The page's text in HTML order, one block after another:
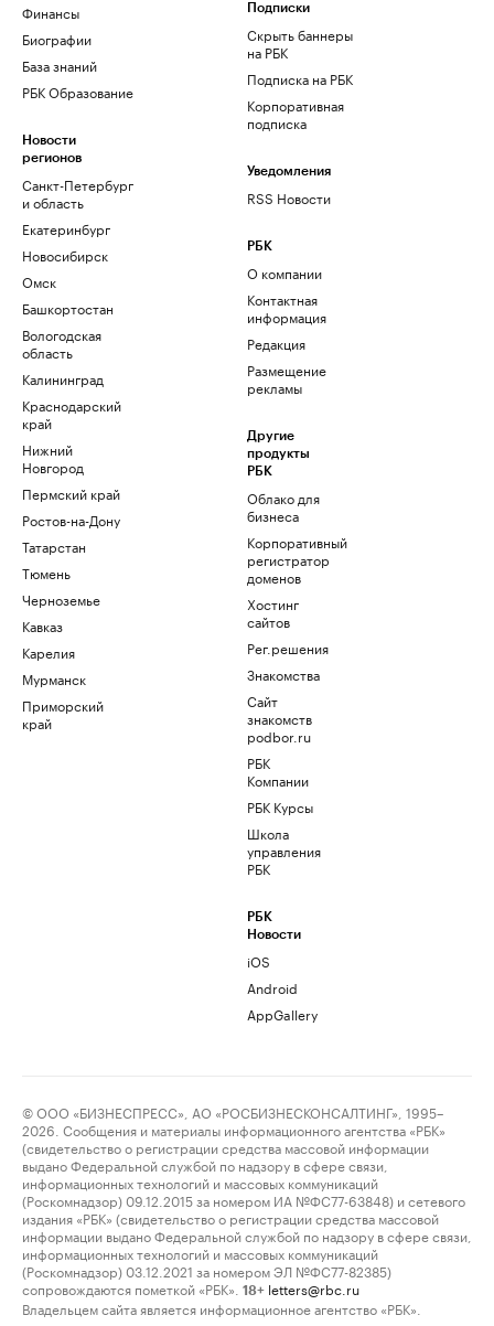
Финансы
Биографии
База знаний
РБК Образование
Новости
регионов
Санкт-Петербург
и область
Екатеринбург
Новосибирск
Омск
Башкортостан
Вологодская
область
Калининград
Краснодарский
край
Нижний
Новгород
Пермский край
Ростов-на-Дону
Татарстан
Тюмень
Черноземье
Кавказ
Карелия
Мурманск
Приморский
край
Подписки
Скрыть баннеры
на РБК
Подписка на РБК
Корпоративная
подписка
Уведомления
RSS Новости
РБК
О компании
Контактная
информация
Редакция
Размещение
рекламы
Другие
продукты
РБК
Облако для
бизнеса
Корпоративный
регистратор
доменов
Хостинг
сайтов
Рег.решения
Знакомства
Сайт
знакомств
podbor.ru
РБК
Компании
РБК Курсы
Школа
управления
РБК
РБК
Новости
iOS
Android
AppGallery
© ООО «БИЗНЕСПРЕСС», АО «РОСБИЗНЕСКОНСАЛТИНГ», 1995–
2026. Сообщения и материалы информационного агентства «РБК»
(свидетельство о регистрации средства массовой информации
выдано Федеральной службой по надзору в сфере связи,
информационных технологий и массовых коммуникаций
(Роскомнадзор) 09.12.2015 за номером ИА №ФС77-63848) и сетевого
издания «РБК» (свидетельство о регистрации средства массовой
информации выдано Федеральной службой по надзору в сфере связи,
информационных технологий и массовых коммуникаций
(Роскомнадзор) 03.12.2021 за номером ЭЛ №ФС77-82385)
сопровождаются пометкой «РБК».
18+ letters@rbc.ru
Владельцем сайта является информационное агентство «РБК».